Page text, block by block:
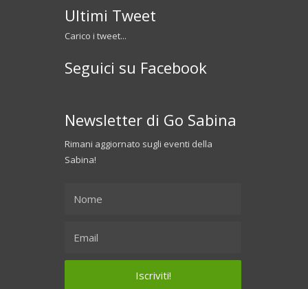
Ultimi Tweet
Carico i tweet...
Seguici su Facebook
Newsletter di Go Sabina
Rimani aggiornato sugli eventi della
Sabina!